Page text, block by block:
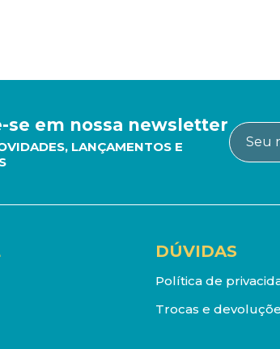
se em nossa newsletter
LANÇAMENTOS E
DÚVIDAS
Política de
Trocas e